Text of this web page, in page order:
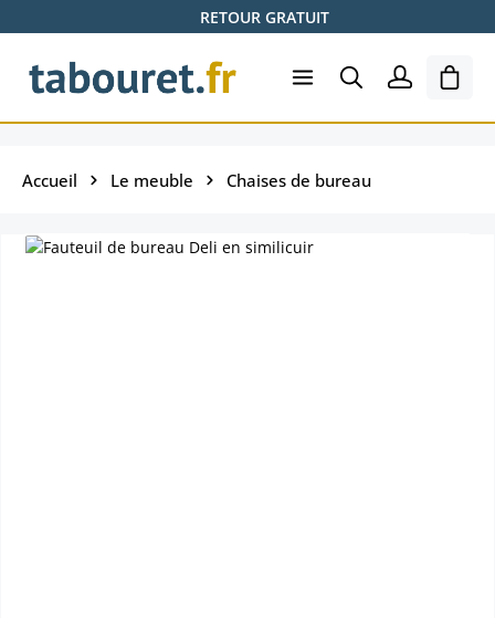
Passer au contenu principalRETOUR GRATUIT
Le
Accueil Le meuble Chaises de bureau